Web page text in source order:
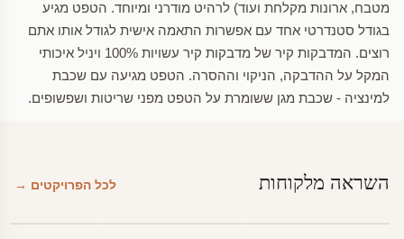
מטבח, ארונות מקלחת ועוד) לרהיט מודרני ומיוחד. הטפט מגיע
בגודל סטנדרטי אחד עם אפשרות התאמה אישית לגודל אותו אתם
רוצים. המדבקות קיר של מדבקות קיר עשויות 100% ויניל איכותי
המקל על ההדבקה, הניקוי וההסרה. הטפט מגיעה עם שכבת
למינציה - שכבת מגן ששומרת על הטפט מפני שריטות ושפשופים.
השראה מלקוחות לכל הפרויקטים →